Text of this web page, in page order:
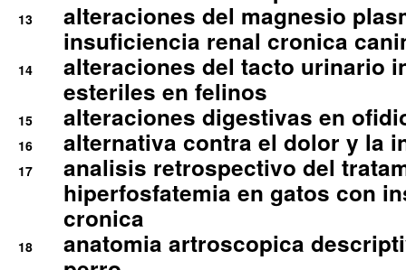
13
alteraciones del magnesio
insuficiencia renal cronica
14
alteraciones del tacto urinario
esteriles en felinos
15 alteraciones digestivas en
16 alternativa contra el dolor y la
17
analisis retrospectivo del
hiperfosfatemia en gatos con
cronica
18
anatomia artroscopica